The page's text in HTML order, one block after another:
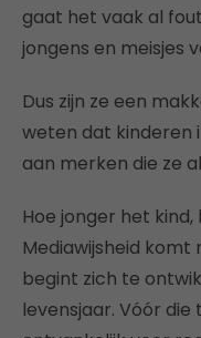
gaat het vaak al
jongens en meisjes
Dus zijn ze een
weten dat kinderen
aan merken die ze
Hoe jonger het
Mediawijsheid komt
begint zich te
levensjaar. Vóór die